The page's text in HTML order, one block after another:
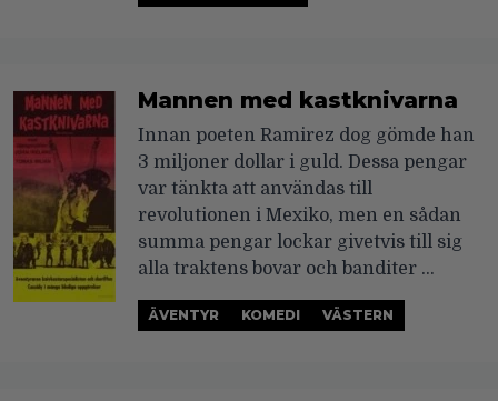
Mannen med kastknivarna
Innan poeten Ramirez dog gömde han
3 miljoner dollar i guld. Dessa pengar
var tänkta att användas till
revolutionen i Mexiko, men en sådan
summa pengar lockar givetvis till sig
alla traktens bovar och banditer …
ÄVENTYR KOMEDI VÄSTERN